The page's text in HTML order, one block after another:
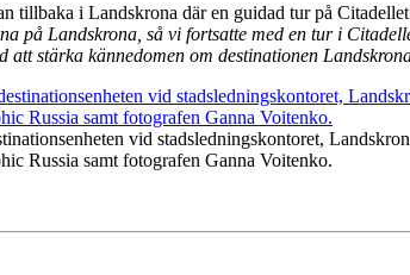
tillbaka i Landskrona där en guidad tur på
på Landskrona, så vi fortsatte med en tur i
att stärka kännedomen om destinationen
vid stadsledningskontoret,
Russia samt fotografen Ganna Voitenko.